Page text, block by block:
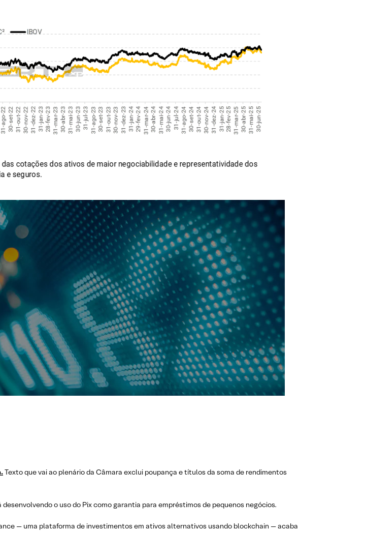
Texto que vai ao plenário da Câmara exclui poupança e títulos da soma de rendimentos
o uso do Pix como garantia para empréstimos de pequenos negócios.
— uma plataforma de investimentos em ativos alternativos usando blockchain — acaba